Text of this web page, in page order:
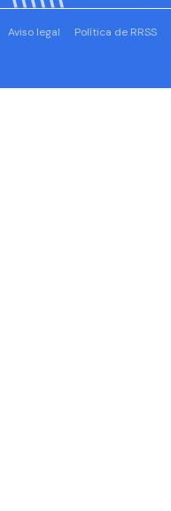
Aviso legal Política de RRSS